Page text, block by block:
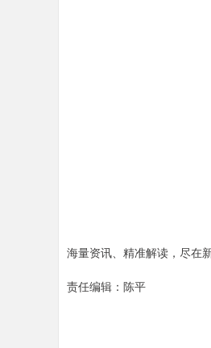
海量资讯、精准解读，尽在
责任编辑：陈平